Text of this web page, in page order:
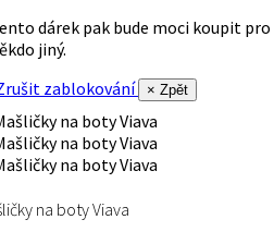
dárek pak bude moci koupit pro
jiný.
zablokování
× Zpět
na boty Viava